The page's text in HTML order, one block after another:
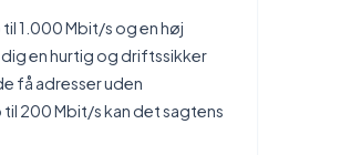
1.000 Mbit/s og en høj
en hurtig og driftssikker
få adresser uden
200 Mbit/s kan det sagtens